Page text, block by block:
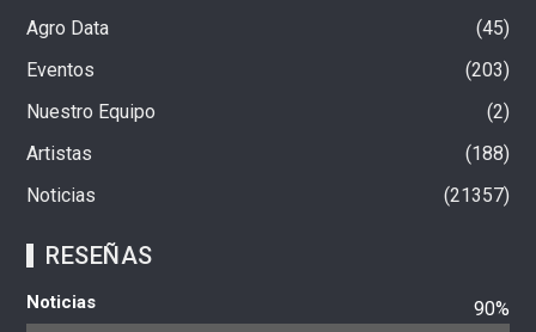
Agro Data
45
Eventos
203
Nuestro Equipo
2
Artistas
188
Noticias
21357
RESEÑAS
Noticias 90%